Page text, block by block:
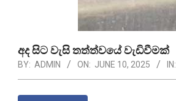
අද සිට වැසි තත්ත්වයේ වැඩිවීමක්
BY: ADMIN ON: JUNE 10, 2025 IN: